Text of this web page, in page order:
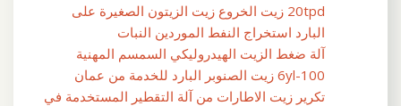
20tpd زيت الخروع زيت الزيتون الصغيرة على
البارد استخراج النفط الموردين النبات
آلة ضغط الزيت الهيدروليكي السمسم المهنية
6yl-100 زيت الصنوبر البارد للخدمة من عمان
تكرير زيت الاطارات من آلة التقطير المستخدمة في